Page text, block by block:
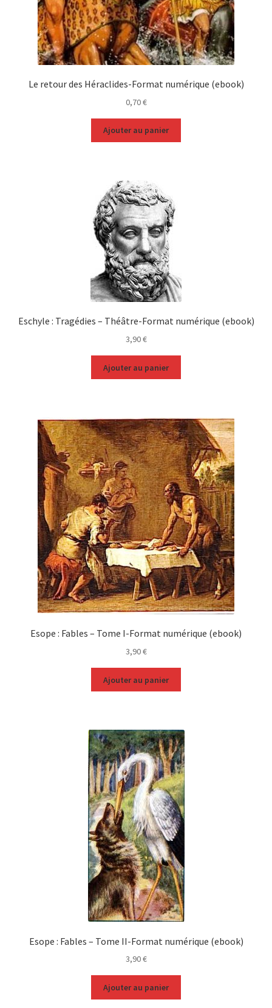
Le retour des Héraclides-Format numérique (ebook)
0,70€
Ajouter au panier
Eschyle : Tragédies – Théâtre-Format numérique (ebook)
3,90€
Ajouter au panier
Esope : Fables – Tome I-Format numérique (ebook)
3,90€
Ajouter au panier
Esope : Fables – Tome II-Format numérique (ebook)
3,90€
Ajouter au panier